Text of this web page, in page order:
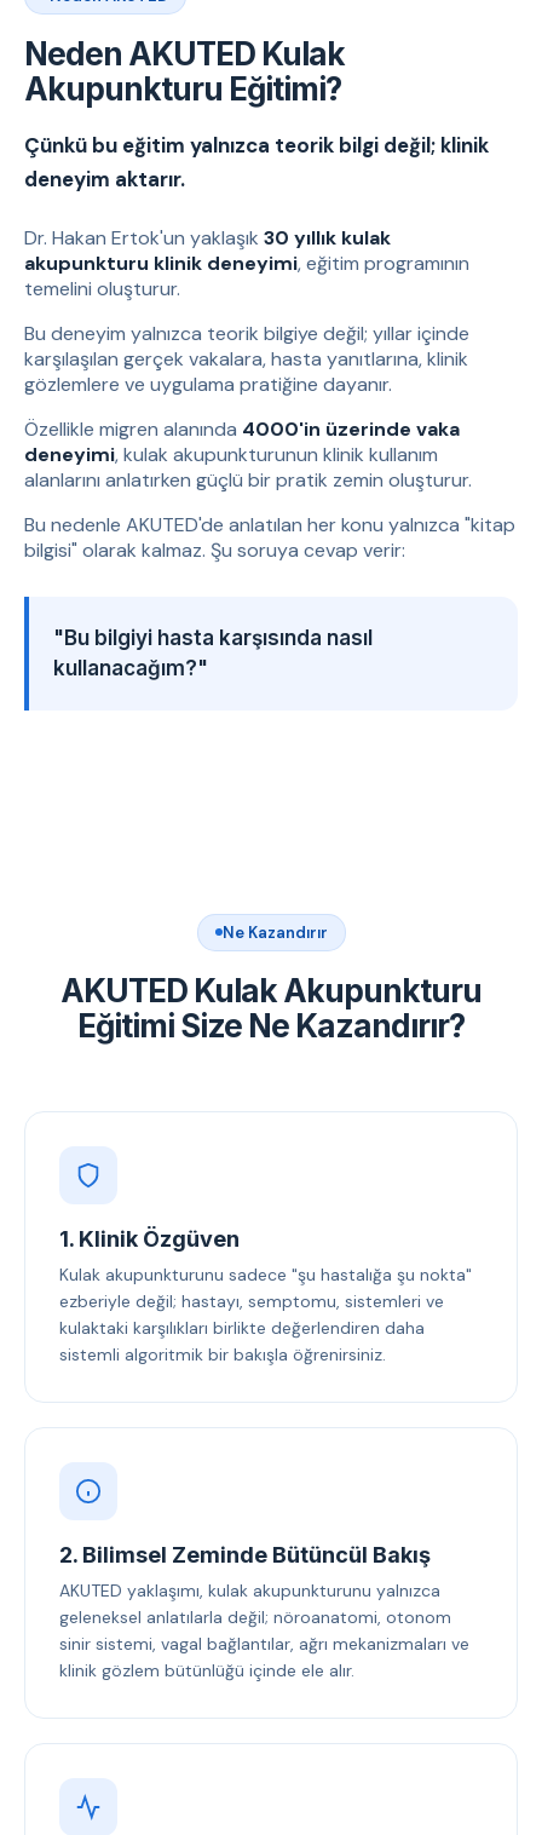
Neden AKUTED Kulak
Akupunkturu Eğitimi?
Çünkü bu eğitim yalnızca teorik bilgi değil; klinik
deneyim aktarır.
Dr. Hakan Ertok'un yaklaşık 30 yıllık kulak
akupunkturu klinik deneyimi, eğitim programının
temelini oluşturur.
Bu deneyim yalnızca teorik bilgiye değil; yıllar içinde
karşılaşılan gerçek vakalara, hasta yanıtlarına, klinik
gözlemlere ve uygulama pratiğine dayanır.
Özellikle migren alanında 4000'in üzerinde vaka
deneyimi, kulak akupunkturunun klinik kullanım
alanlarını anlatırken güçlü bir pratik zemin oluşturur.
Bu nedenle AKUTED'de anlatılan her konu yalnızca "kitap
bilgisi" olarak kalmaz. Şu soruya cevap verir:
"Bu bilgiyi hasta karşısında nasıl
kullanacağım?"
Ne Kazandırır
AKUTED Kulak Akupunkturu
Eğitimi Size Ne Kazandırır?
1. Klinik Özgüven
Kulak akupunkturunu sadece "şu hastalığa şu nokta"
ezberiyle değil; hastayı, semptomu, sistemleri ve
kulaktaki karşılıkları birlikte değerlendiren daha
sistemli algoritmik bir bakışla öğrenirsiniz.
2. Bilimsel Zeminde Bütüncül Bakış
AKUTED yaklaşımı, kulak akupunkturunu yalnızca
geleneksel anlatılarla değil; nöroanatomi, otonom
sinir sistemi, vagal bağlantılar, ağrı mekanizmaları ve
klinik gözlem bütünlüğü içinde ele alır.